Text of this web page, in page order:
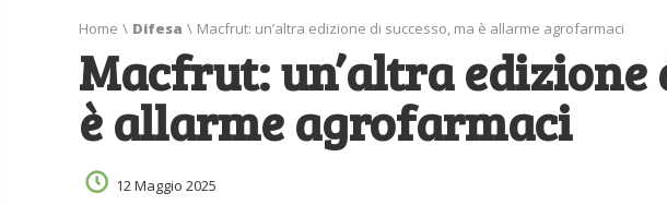
Home \ Difesa \ Macfrut: un’altra edizione di successo, ma è allarme agrofarmaci
Macfrut: un’altra edizione
è allarme agrofarmaci
12 Maggio 2025